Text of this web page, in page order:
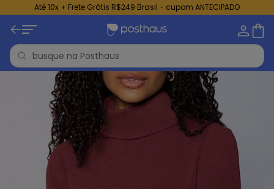
Até 10x + Frete Grátis R$249 Brasil - cupom ANTECIPADO